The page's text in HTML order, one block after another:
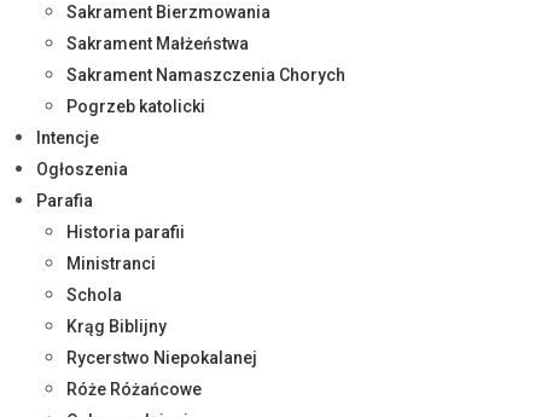
Sakrament Bierzmowania
Sakrament Małżeństwa
Sakrament Namaszczenia Chorych
Pogrzeb katolicki
Intencje
Ogłoszenia
Parafia
Historia parafii
Ministranci
Schola
Krąg Biblijny
Rycerstwo Niepokalanej
Róże Różańcowe